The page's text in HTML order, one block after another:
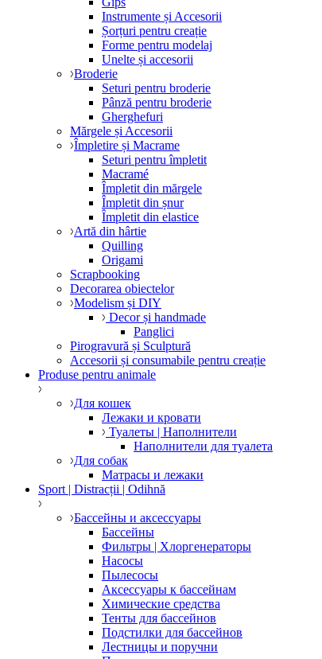
Instrumente și Accesorii
Șorțuri pentru creație
Forme pentru modelaj
Unelte și accesorii
Broderie
Seturi pentru broderie
Pânză pentru broderie
Gherghefuri
Mărgele și Accesorii
Împletire și Macrame
Seturi pentru împletit
Macramé
Împletit din mărgele
Împletit din șnur
Împletit din elastice
Artă din hârtie
Quilling
Origami
Scrapbooking
Decorarea obiectelor
Modelism și DIY
Decor și handmade
Panglici
Pirogravură și Sculptură
Accesorii și consumabile pentru creație
Produse pentru animale
Для кошек
Лежаки и кровати
Туалеты | Наполнители
Наполнители для туалета
Для собак
Матрасы и лежаки
Sport | Distracții | Odihnă
Бассейны и аксессуары
Бассейны
Фильтры | Хлоргенераторы
Насосы
Пылесосы
Аксессуары к бассейнам
Химические средства
Тенты для бассейнов
Подстилки для бассейнов
Лестницы и поручни